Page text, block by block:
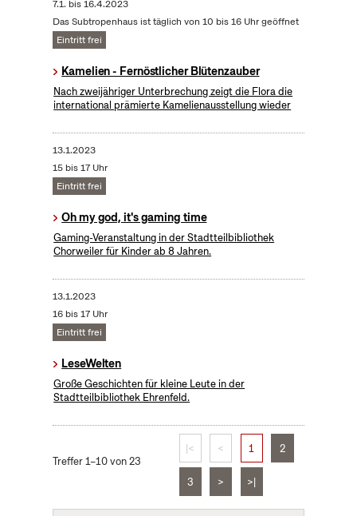
7.1. bis16.4.2023
Das Subtropenhaus ist täglich von 10 bis 16 Uhr geöffnet
Eintritt frei
Kamelien - Fernöstlicher Blütenzauber
Nach zweijähriger Unterbrechung zeigt die Flora die
international prämierte Kamelienausstellung wieder
13.1.2023
15 bis 17 Uhr
Eintritt frei
Oh my god, it's gaming time
Gaming-Veranstaltung in der Stadtteilbibliothek
Chorweiler für Kinder ab 8 Jahren.
13.1.2023
16 bis 17 Uhr
Eintritt frei
LeseWelten
Große Geschichten für kleine Leute in der
Stadtteilbibliothek Ehrenfeld.
Treffer 1–10 von 23
|< < 1 2
3 > >|